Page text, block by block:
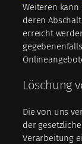
Weiteren
deren
erreicht
Löschung
Die von uns
der
Verarbeitung